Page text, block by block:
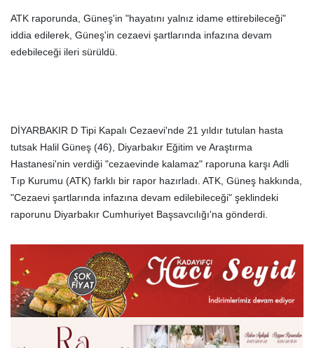
ATK raporunda, Güneş'in "hayatını yalnız idame ettirebileceği"
iddia edilerek, Güneş'in cezaevi şartlarında infazına devam
edebileceği ileri sürüldü.
DİYARBAKIR D Tipi Kapalı Cezaevi'nde 21 yıldır tutulan hasta
tutsak Halil Güneş (46), Diyarbakır Eğitim ve Araştırma
Hastanesi'nin verdiği "cezaevinde kalamaz" raporuna karşı Adli
Tıp Kurumu (ATK) farklı bir rapor hazırladı. ATK, Güneş hakkında,
"Cezaevi şartlarında infazına devam edilebileceği" şeklindeki
raporunu Diyarbakır Cumhuriyet Başsavcılığı'na gönderdi.